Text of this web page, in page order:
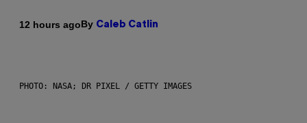
12 hours agoBy Caleb Catlin
PHOTO: NASA; DR PIXEL / GETTY IMAGES